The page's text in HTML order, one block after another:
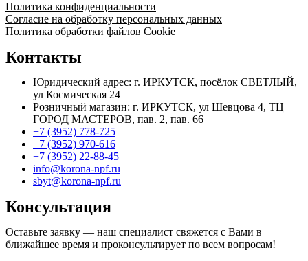
Политика конфиденциальности
Согласие на обработку персональных данных
Политика обработки файлов Cookie
Контакты
Юридический адрес: г. ИРКУТСК, посёлок СВЕТЛЫЙ,
ул Космическая 24
Розничный магазин: г. ИРКУТСК, ул Шевцова 4, ТЦ
ГОРОД МАСТЕРОВ, пав. 2, пав. 66
+7 (3952) 778-725
+7 (3952) 970-616
+7 (3952) 22-88-45
info@korona-npf.ru
sbyt@korona-npf.ru
Консультация
Оставьте заявку — наш специалист свяжется с Вами в
ближайшее время и проконсультирует по всем вопросам!